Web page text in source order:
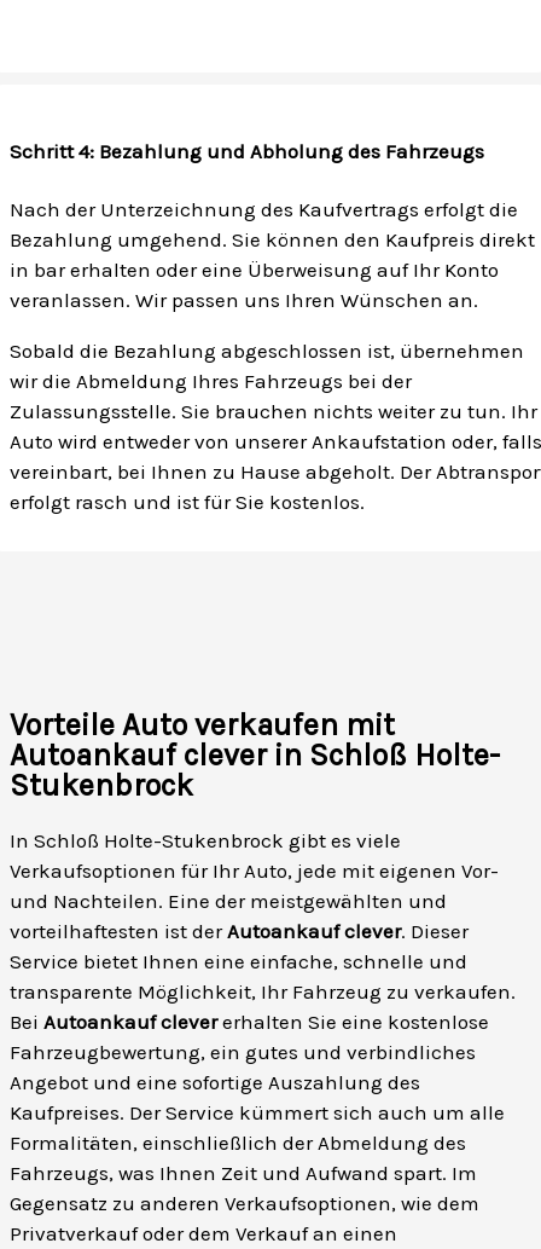
Schritt 4: Bezahlung und Abholung des Fahrzeugs
Nach der Unterzeichnung des Kaufvertrags erfolgt die
Bezahlung umgehend. Sie können den Kaufpreis direkt
in bar erhalten oder eine Überweisung auf Ihr Konto
veranlassen. Wir passen uns Ihren Wünschen an.
Sobald die Bezahlung abgeschlossen ist, übernehmen
wir die Abmeldung Ihres Fahrzeugs bei der
Zulassungsstelle. Sie brauchen nichts weiter zu tun. Ihr
Auto wird entweder von unserer Ankaufstation oder, falls
vereinbart, bei Ihnen zu Hause abgeholt. Der
erfolgt rasch und ist für Sie kostenlos.
Vorteile Auto verkaufen mit
Autoankauf clever in Schloß Holte-
Stukenbrock
In Schloß Holte-Stukenbrock gibt es viele
Verkaufsoptionen für Ihr Auto, jede mit eigenen Vor-
und Nachteilen. Eine der meistgewählten und
vorteilhaftesten ist derAutoankauf clever. Dieser
Service bietet Ihnen eine einfache, schnelle und
transparente Möglichkeit, Ihr Fahrzeug zu verkaufen.
Bei Autoankauf clevererhalten Sie eine kostenlose
Fahrzeugbewertung, ein gutes und verbindliches
Angebot und eine sofortige Auszahlung des
Kaufpreises. Der Service kümmert sich auch um alle
Formalitäten, einschließlich der Abmeldung des
Fahrzeugs, was Ihnen Zeit und Aufwand spart. Im
Gegensatz zu anderen Verkaufsoptionen, wie dem
Privatverkauf oder dem Verkauf an einen